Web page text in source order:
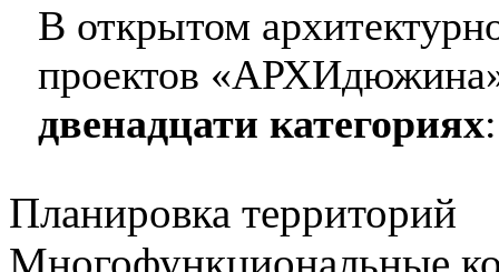
В открытом
проектов
двенадцати категориях:
Планировка территорий
Многофункциональные